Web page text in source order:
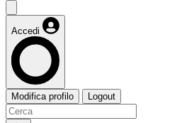
Accedi
Modifica profilo Logout